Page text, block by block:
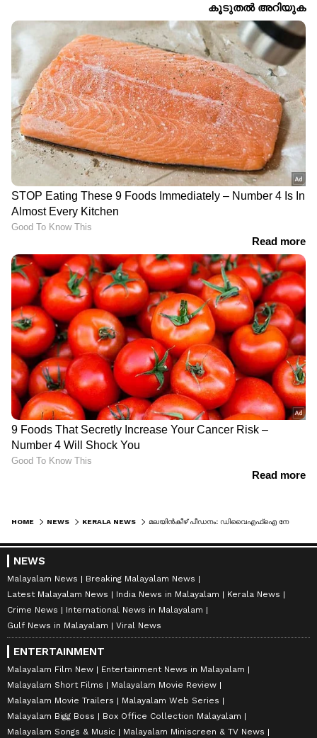
HOME NEWS KERALA NEWS മലയിൻകീഴ് പീഡനം: ഡിവൈഎഫ്ഐ നേതാവുൾപ്പെടെയുള്ള പ്രതികളെ പൊലീസ് കസ്റ്റഡിയിൽ വിട്ടു
NEWS
Malayalam News
Breaking Malayalam News
Latest Malayalam News
India News in Malayalam
Kerala News
Crime News
International News in Malayalam
Gulf News in Malayalam
Viral News
ENTERTAINMENT
Malayalam Film New
Entertainment News in Malayalam
Malayalam Short Films
Malayalam Movie Review
Malayalam Movie Trailers
Malayalam Web Series
Malayalam Bigg Boss
Box Office Collection Malayalam
Malayalam Songs & Music
Malayalam Miniscreen & TV News